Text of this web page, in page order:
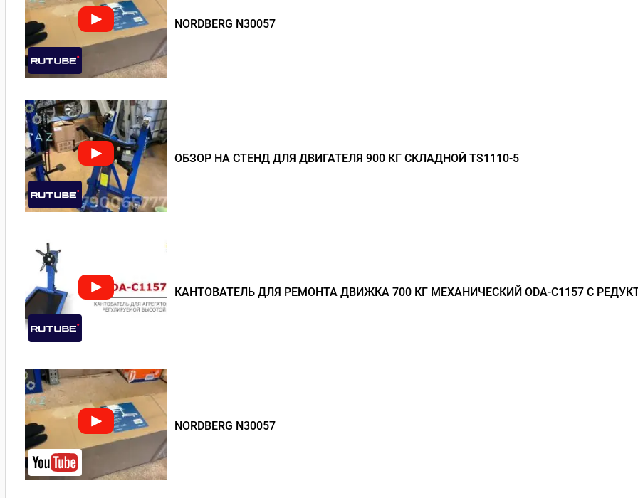
NORDBERG N30057
ОБЗОР НА СТЕНД ДЛЯ ДВИГАТЕЛЯ 900 КГ СКЛАДНОЙ TS1110-5
КАНТОВАТЕЛЬ ДЛЯ РЕМОНТА ДВИЖКА 700 КГ МЕХАНИЧЕСКИЙ ODA-С1157 С
NORDBERG N30057